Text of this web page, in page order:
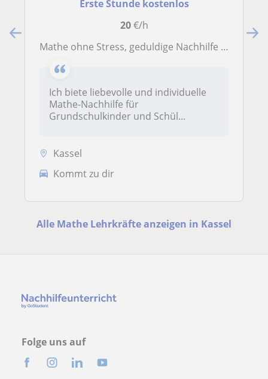
Erste Stunde kostenlos
20€/h
Mathe ohne Stress, geduldige Nachhilfe für Grundschulkinder
Ich biete liebevolle und individuelle
Mathe-Nachhilfe für
Grundschulkinder und Schül...
Kassel
Kommt zu dir
Alle Mathe Lehrkräfte anzeigen in Kassel
Folge uns auf